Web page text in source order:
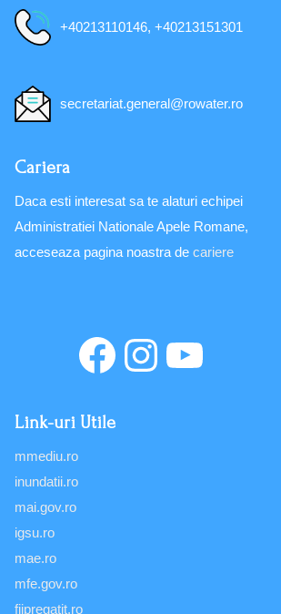
+40213110146, +40213151301
secretariat.general@rowater.ro
Cariera
Daca esti interesat sa te alaturi echipei
Administratiei Nationale Apele Romane,
acceseaza pagina noastra de cariere
Link-uri Utile
mmediu.ro
inundatii.ro
mai.gov.ro
igsu.ro
mae.ro
mfe.gov.ro
fiipregatit.ro